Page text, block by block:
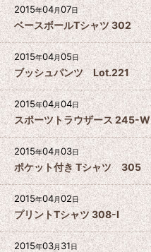
2015年04月07日
ベースボールTシャツ 302
2015年04月05日
ブッシュパンツ Lot.221
2015年04月04日
スポーツトラウザース 245-W
2015年04月03日
ポケット付き Tシャツ 305
2015年04月02日
プリントTシャツ 308-I
2015年03月31日